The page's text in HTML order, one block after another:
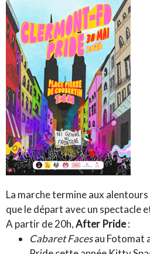
La marche termine aux
que le départ avec un spectacle
A partir de 20h,After Pride:
Cabaret Facesau Fotomat